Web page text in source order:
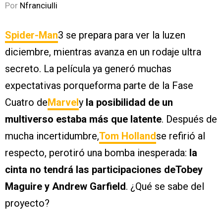
Por Nfranciulli
Spider-Man3 se prepara para ver la luzen
diciembre, mientras avanza en un rodaje ultra
secreto. La película ya generó muchas
expectativas porqueforma parte de la Fase
Cuatro deMarvel y la posibilidad de un
multiverso estaba más que latente. Después de
mucha incertidumbre,Tom Hollandse refirió al
respecto, perotiró una bomba inesperada: la
cinta no tendrá las participaciones deTobey
Maguire y Andrew Garfield. ¿Qué se sabe del
proyecto?